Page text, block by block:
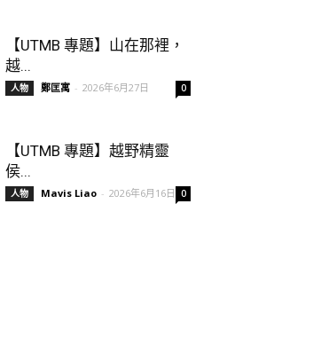
【UTMB 專題】山在那裡，
越...
人物 鄭匡寓 - 2026年6月27日 0
【UTMB 專題】越野精靈
侯...
人物 Mavis Liao - 2026年6月16日 0